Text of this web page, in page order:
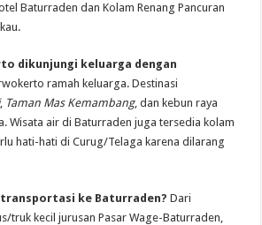
Baturraden dan Kolam Renang Pancuran
dikunjungi keluarga dengan
ramah keluarga. Destinasi
, Taman Mas Kemambang, dan kebun raya
Wisata air di Baturraden juga tersedia kolam
hati-hati di Curug/Telaga karena dilarang
transportasi ke Baturraden? Dari
truk kecil jurusan Pasar Wage-Baturraden,